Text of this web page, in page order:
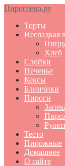
Пирогеево.ру
Торты
Несладкая
Хлеб
Слойки
Печенье
Кексы
Блинчики
Пироги
Тесто
Пирожные
Домашнее
О сайте